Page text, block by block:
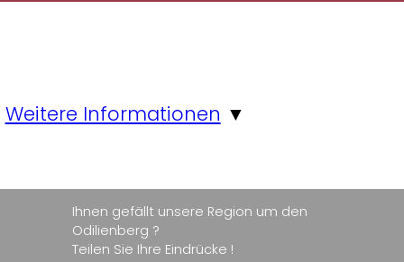
Weitere Informationen ▼
Ihnen gefällt unsere Region um den
Odilienberg ?
Teilen Sie Ihre Eindrücke !